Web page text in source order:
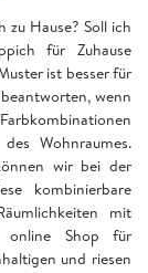
zu Hause? Soll ich
für Zuhause
ist besser für
wenn
Wohnraumes.
wir bei der
kombinierbare
mit
online Shop für
und riesen